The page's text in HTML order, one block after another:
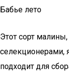
Бабье лето
Этот сорт
селекционерами,
подходит для